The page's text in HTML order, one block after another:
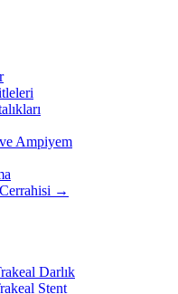
Ampiyem
→
Darlık
Stent